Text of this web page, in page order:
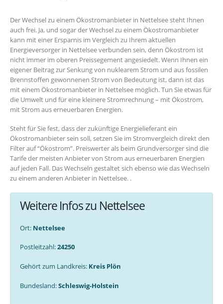
Der Wechsel zu einem Ökostromanbieter in Nettelsee steht Ihnen
auch frei. Ja, und sogar der Wechsel zu einem Ökostromanbieter
kann mit einer Ersparnis im Vergleich zu Ihrem aktuellen
Energieversorger in Nettelsee verbunden sein, denn Ökostrom ist
nicht immer im oberen Preissegement angesiedelt. Wenn Ihnen ein
eigener Beitrag zur Senkung von nuklearem Strom und aus fossilen
Brennstoffen gewonnenen Strom von Bedeutung ist, dann ist das
mit einem Ökostromanbieter in Nettelsee möglich. Tun Sie etwas für
die Umwelt und für eine kleinere Stromrechnung – mit Ökostrom,
mit Strom aus erneuerbaren Energien.
Steht für Sie fest, dass der zukünftige Energielieferant ein
Ökostromanbieter sein soll, setzen Sie im Stromvergleich direkt den
Filter auf “Ökostrom”. Preiswerter als beim Grundversorger sind die
Tarife der meisten Anbieter von Strom aus erneuerbaren Energien
auf jeden Fall. Das Wechseln gestaltet sich ebenso wie das Wechseln
zu einem anderen Anbieter in Nettelsee. .
Weitere Infos zu Nettelsee
Ort: Nettelsee
Postleitzahl:24250
Gehört zum Landkreis: Kreis Plön
Bundesland:Schleswig-Holstein